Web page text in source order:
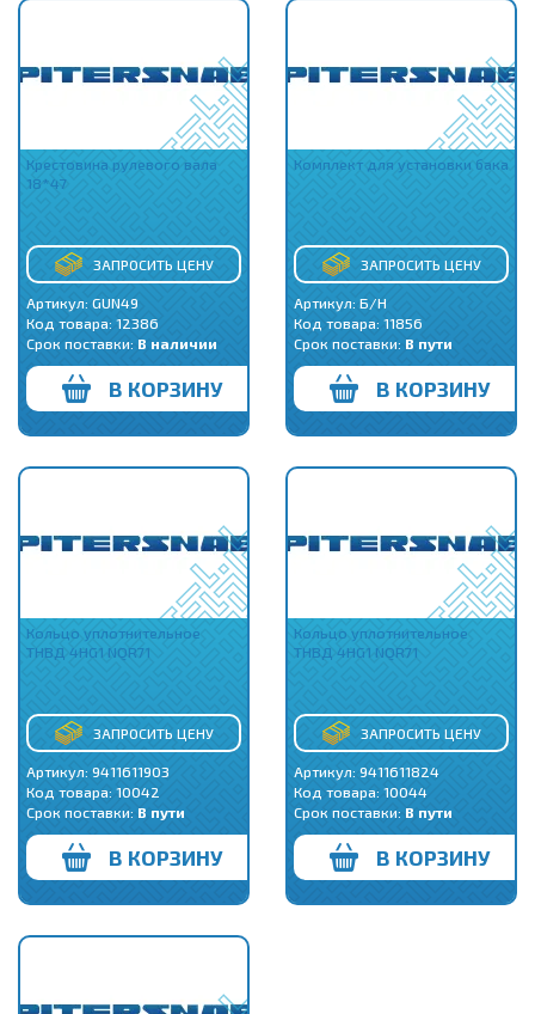
Крестовина рулевого вала
18*47
ЗАПРОСИТЬ ЦЕНУ
Артикул: GUN49
Код товара: 12386
Срок поставки: В наличии
В КОРЗИНУ
Комплект для установки бака
ЗАПРОСИТЬ ЦЕНУ
Артикул: Б/Н
Код товара: 11856
Срок поставки: В пути
В КОРЗИНУ
Кольцо уплотнительное
ТНВД 4HG1 NQR71
ЗАПРОСИТЬ ЦЕНУ
Артикул: 9411611903
Код товара: 10042
Срок поставки: В пути
В КОРЗИНУ
Кольцо уплотнительное
ТНВД 4HG1 NQR71
ЗАПРОСИТЬ ЦЕНУ
Артикул: 9411611824
Код товара: 10044
Срок поставки: В пути
В КОРЗИНУ